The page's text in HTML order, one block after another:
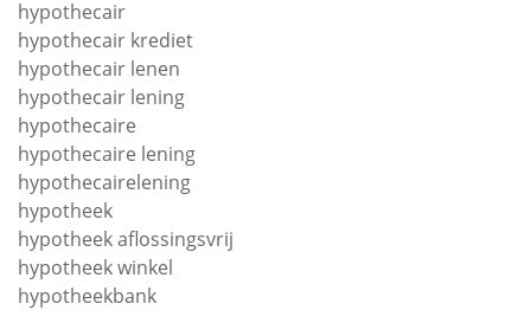
hypothecair
hypothecair krediet
hypothecair lenen
hypothecair lening
hypothecaire
hypothecaire lening
hypothecairelening
hypotheek
hypotheek aflossingsvrij
hypotheek winkel
hypotheekbank